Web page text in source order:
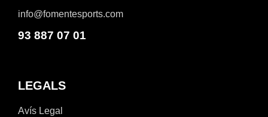
info@fomentesports.com
93 887 07 01
LEGALS
Avís Legal